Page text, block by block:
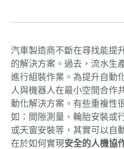
汽車製造商不斷在尋找能提
的解決方案。過去，流水生
進行組裝作業。為提升自動
人與機器人在最小空間合作
動化解決方案。有些重複性
如：間隙測量、輪胎安裝或
或天窗安裝等，其實可以自
在於如何實現安全的人機協